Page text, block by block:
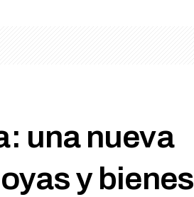
una nueva
y bienes